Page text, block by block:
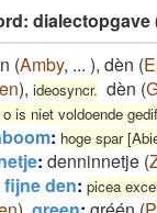
dialectopgave
(Amby, ... ), dèn (
), ideosyncr. dèn (
is niet voldoende
: hoge spar
: denninnetje (
fijne den: picea